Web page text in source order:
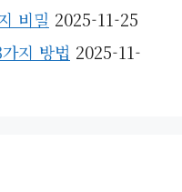
비밀 2025-11-25
지 방법 2025-11-